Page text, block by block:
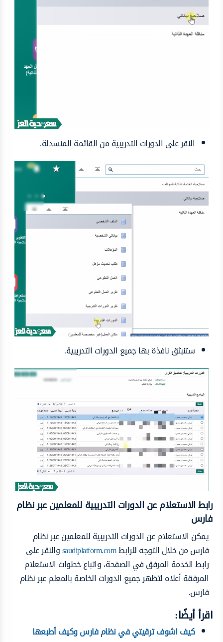
النقر على الدورات التدريبية من القائمة المنسدلة.
ستنبثق نافذة بها جميع الدورات التدريبية.
رابط الاستعلام عن الدورات التدريبية للمعلمين عبر نظام
فارس
يمكن الاستعلام عن الدورات التدريبية للمعلمين عبر نظام
فارس من خلال التوجه للرابطsaudiplatform.comوالنقر على
رابط الخدمة المرفق في الصفحة، واتباع خطوات الاستعلام
المرفقة أعلاه لتظهر جميع الدورات الخاصة بالمعلم عبر نظام
فارس.
اقرأ أيضًا:
كيف اشوف ترقيتي في نظام فارس وكيف أطبعها